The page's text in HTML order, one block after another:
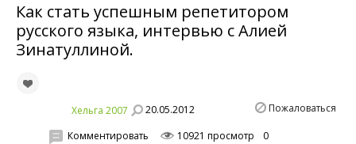
Как стать успешным репетитором
русского языка, интервью с Алией
Зинатуллиной.
Хельга 2007 20.05.2012 Пожаловаться
Комментировать 10921 просмотр 0